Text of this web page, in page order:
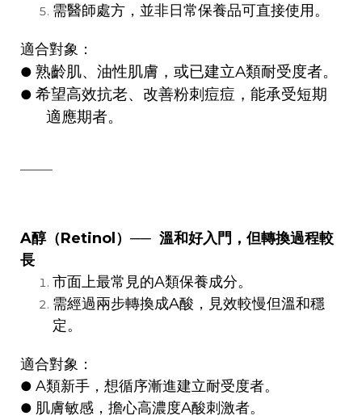
需醫師處方，並非日常保養品可直接使用。
適合對象：
● 熟齡肌、油性肌膚，或已建立A類耐受度者。
● 希望高效抗老、改善粉刺痘痘，能承受短期
適應期者。
────
A醇（Retinol）── 溫和好入門，但轉換過程較
長
市面上最常見的A類保養成分。
需經過兩步轉換成A酸，見效較慢但溫和穩
定。
適合對象：
● A類新手，想循序漸進建立耐受度者。
● 肌膚敏感，擔心高濃度A酸刺激者。